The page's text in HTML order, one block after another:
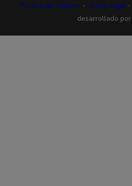
Política de cookies - Aviso legal-
desarrollado por